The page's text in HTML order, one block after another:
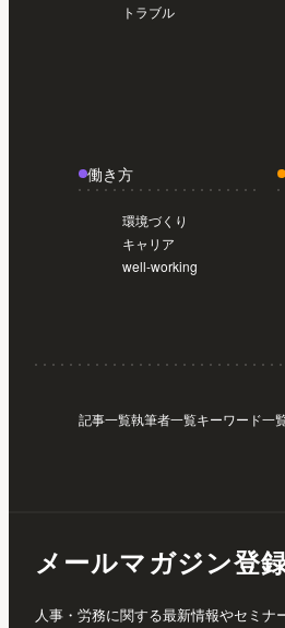
トラブル
働き方
環境づくり
キャリア
well-working
記事一覧執筆者一覧キーワード一
メールマガジン登
人事・労務に関する最新情報やセミナ